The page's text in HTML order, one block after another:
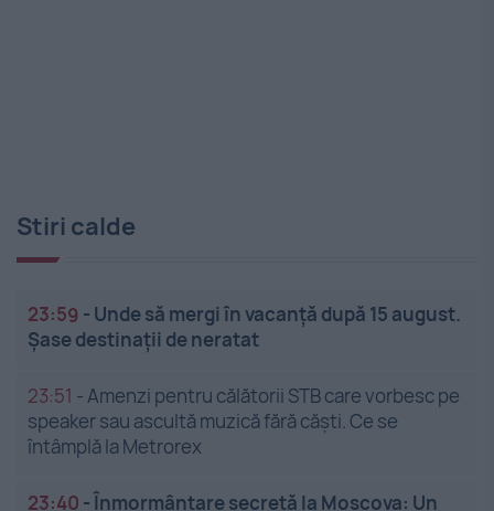
Stiri calde
23:59 - Unde să mergi în vacanță după 15 august.
Șase destinații de neratat
23:51 -Amenzi pentru călătorii STB care vorbesc pe
speaker sau ascultă muzică fără căști. Ce se
întâmplă la Metrorex
23:40 -Înmormântare secretă la Moscova: Un